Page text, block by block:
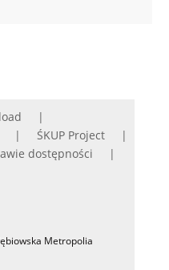
ŚKUP Project
dostępności
Metropolia